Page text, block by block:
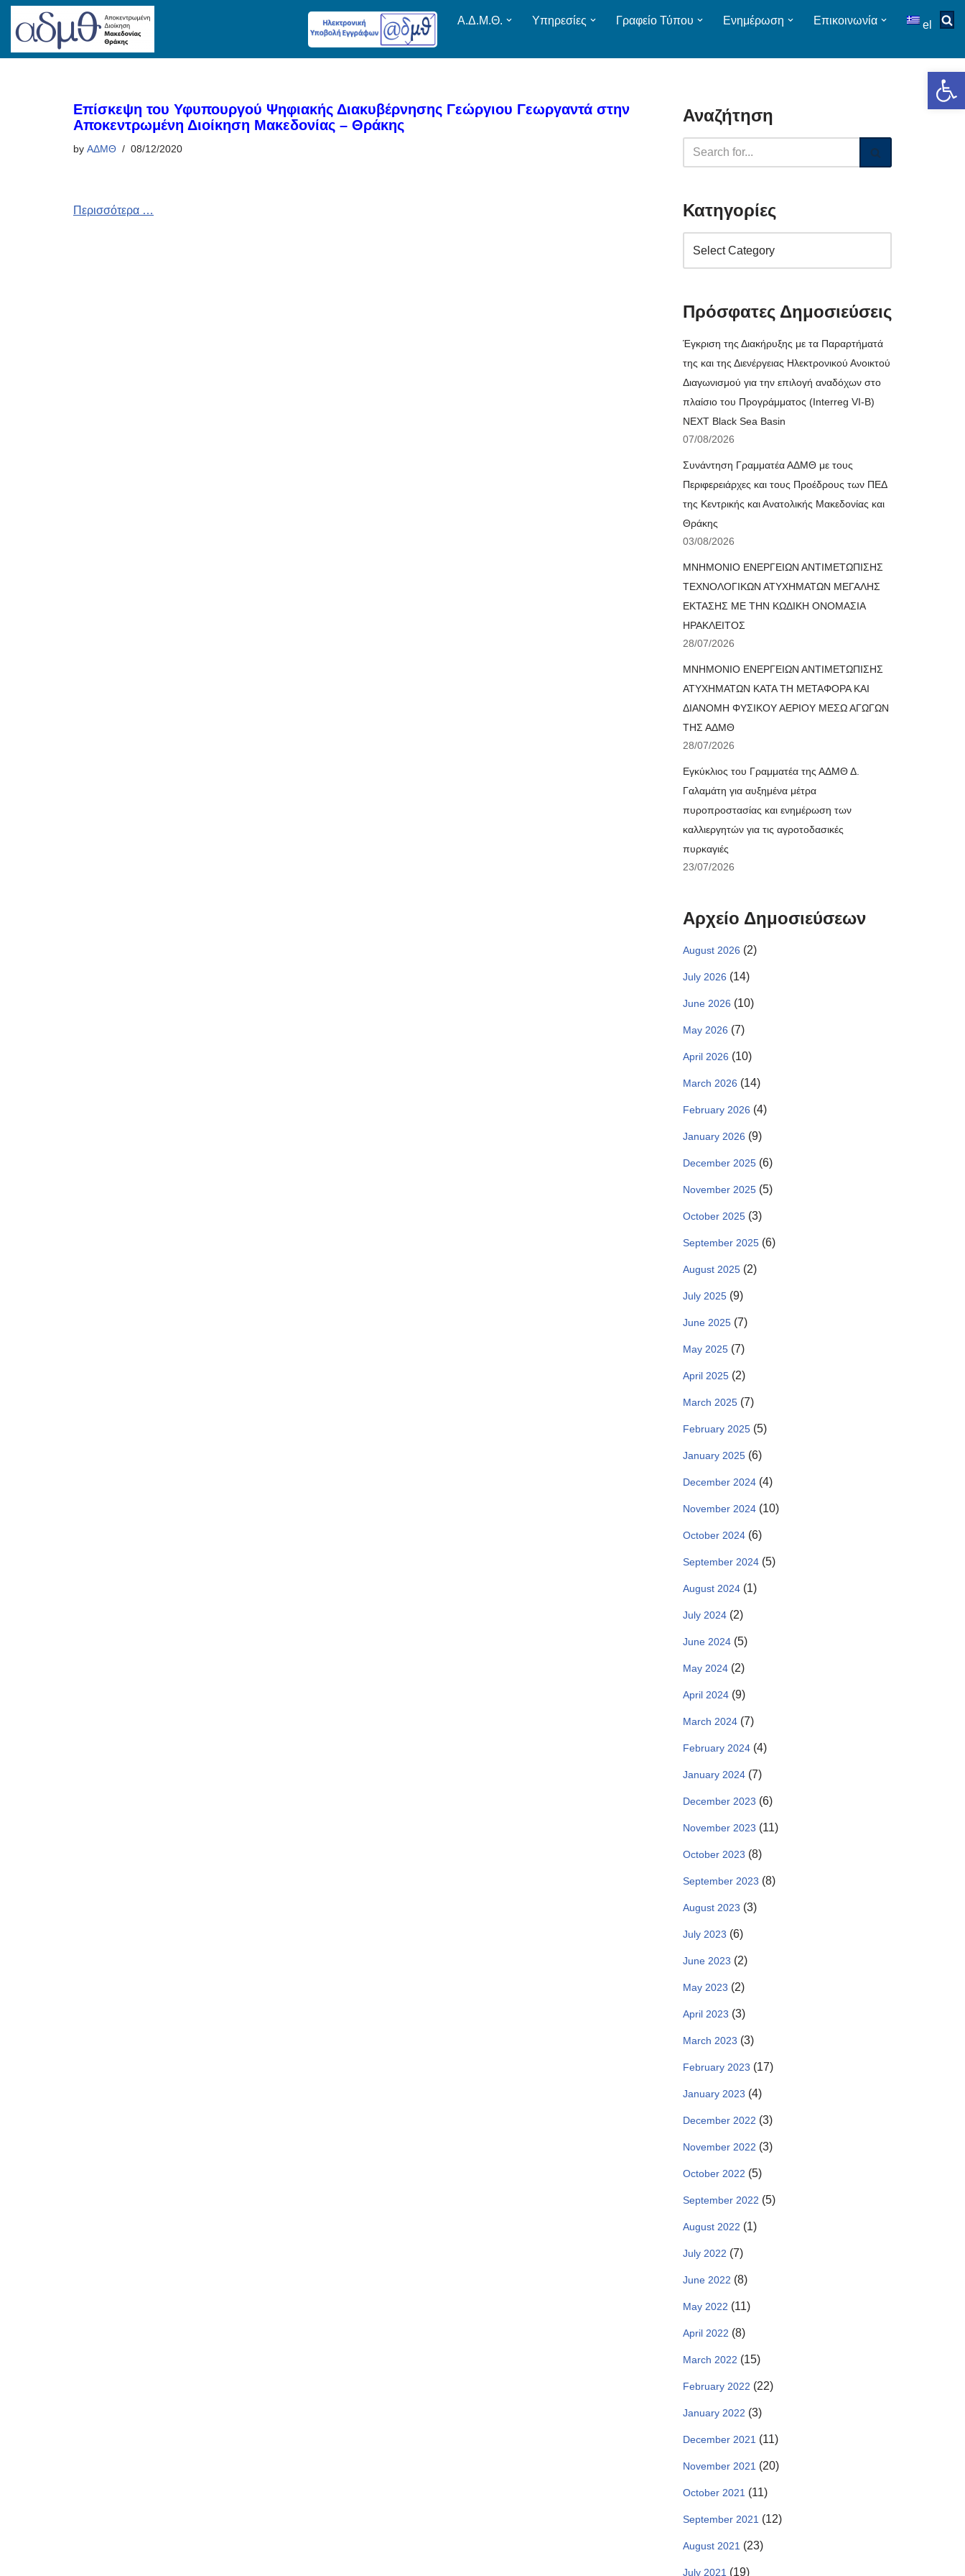
Skip
to
Α.Δ.Μ.Θ. Υπηρεσίες Γραφείο Τύπου Ενημέρωση Επικοινωνία el
Επίσκεψη του Υφυπουργού Ψηφιακής Διακυβέρνησης Γεώργιου Γεωργαντά στην
Αποκεντρωμένη Διοίκηση Μακεδονίας – Θράκης
by ΑΔΜΘ 08/12/2020
Περισσότερα …
Αναζήτηση
Κατηγορίες
Πρόσφατες Δημοσιεύσεις
Έγκριση της Διακήρυξης με τα Παραρτήματά
της και της Διενέργειας Ηλεκτρονικού Ανοικτού
Διαγωνισμού για την επιλογή αναδόχων στο
πλαίσιο του Προγράμματος (Interreg VI-B)
NEXT Black Sea Basin
07/08/2026
Συνάντηση Γραμματέα ΑΔΜΘ με τους
Περιφερειάρχες και τους Προέδρους των ΠΕΔ
της Κεντρικής και Ανατολικής Μακεδονίας και
Θράκης
03/08/2026
ΜΝΗΜΟΝΙΟ ΕΝΕΡΓΕΙΩΝ ΑΝΤΙΜΕΤΩΠΙΣΗΣ
ΤΕΧΝΟΛΟΓΙΚΩΝ ΑΤΥΧΗΜΑΤΩΝ ΜΕΓΑΛΗΣ
ΕΚΤΑΣΗΣ ΜΕ ΤΗΝ ΚΩΔΙΚΗ ΟΝΟΜΑΣΙΑ
ΗΡΑΚΛΕΙΤΟΣ
28/07/2026
ΜΝΗΜΟΝΙΟ ΕΝΕΡΓΕΙΩΝ ΑΝΤΙΜΕΤΩΠΙΣΗΣ
ΑΤΥΧΗΜΑΤΩΝ ΚΑΤΑ ΤΗ ΜΕΤΑΦΟΡΑ ΚΑΙ
ΔΙΑΝΟΜΗ ΦΥΣΙΚΟΥ ΑΕΡΙΟΥ ΜΕΣΩ ΑΓΩΓΩΝ
ΤΗΣ ΑΔΜΘ
28/07/2026
Εγκύκλιος του Γραμματέα της ΑΔΜΘ Δ.
Γαλαμάτη για αυξημένα μέτρα
πυροπροστασίας και ενημέρωση των
καλλιεργητών για τις αγροτοδασικές
πυρκαγιές
23/07/2026
Αρχείο Δημοσιεύσεων
August 2026 (2)
July 2026 (14)
June 2026 (10)
May 2026 (7)
April 2026 (10)
March 2026 (14)
February 2026 (4)
January 2026 (9)
December 2025 (6)
November 2025 (5)
October 2025 (3)
September 2025 (6)
August 2025 (2)
July 2025 (9)
June 2025 (7)
May 2025 (7)
April 2025 (2)
March 2025 (7)
February 2025 (5)
January 2025 (6)
December 2024 (4)
November 2024 (10)
October 2024 (6)
September 2024 (5)
August 2024 (1)
July 2024 (2)
June 2024 (5)
May 2024 (2)
April 2024 (9)
March 2024 (7)
February 2024 (4)
January 2024 (7)
December 2023 (6)
November 2023 (11)
October 2023 (8)
September 2023 (8)
August 2023 (3)
July 2023 (6)
June 2023 (2)
May 2023 (2)
April 2023 (3)
March 2023 (3)
February 2023 (17)
January 2023 (4)
December 2022 (3)
November 2022 (3)
October 2022 (5)
September 2022 (5)
August 2022 (1)
July 2022 (7)
June 2022 (8)
May 2022 (11)
April 2022 (8)
March 2022 (15)
February 2022 (22)
January 2022 (3)
December 2021 (11)
November 2021 (20)
October 2021 (11)
September 2021 (12)
August 2021 (23)
July 2021 (19)